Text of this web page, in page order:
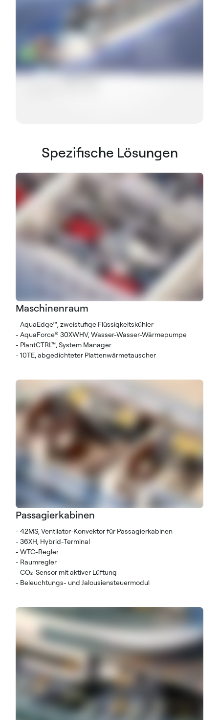
Spezifische Lösungen
Maschinenraum
- AquaEdge™, zweistufige Flüssigkeitskühler
- AquaForce® 30XWHV, Wasser-Wasser-Wärmepumpe
- PlantCTRL™, System Manager
- 10TE, abgedichteter Plattenwärmetauscher
Passagierkabinen
- 42MS, Ventilator-Konvektor für Passagierkabinen
- 36XH, Hybrid-Terminal
- WTC-Regler
- Raumregler
- CO₂-Sensor mit aktiver Lüftung
- Beleuchtungs- und Jalousiensteuermodul